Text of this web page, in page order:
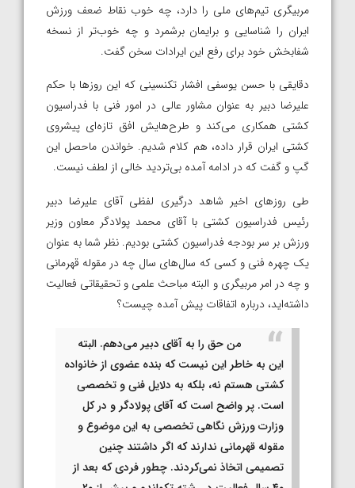
مربیگری تیم‌های ملی را دارد، چه خوب نقاط ضعف ورزش
ایران را شناسایی و برایمان برشمرد و چه خوب‌تر از نسخه
شفابخش خود برای رفع این ایرادات سخن گفت.
دقایقی با حسن یوسفی افشار تکنسینی که این روزها با حکم
علیرضا دبیر به عنوان مشاور عالی در امور فنی با فدراسیون
کشتی همکاری می‌کند و طرح‌هایش افق تازه‌ای پیشروی
کشتی ایران قرار داده، هم کلام شدیم. خواندن ماحصل این
گپ و گفت که در ادامه آمده بی‌تردید خالی از لطف نیست.
طی روزهای اخیر شاهد درگیری لفظی آقای علیرضا دبیر
رئیس فدراسیون کشتی با آقای محمد پولادگر معاون وزیر
ورزش بر سر بودجه فدراسیون کشتی بودیم. نظر شما به عنوان
یک چهره فنی و کسی که سال‌های سال چه در مقوله قهرمانی
و چه در امر مربیگری و البته مباحث علمی و تحقیقاتی فعالیت
داشته‌اید، درباره اتفاقات پیش آمده چیست؟
من حق را به آقای دبیر می‌دهم. البته
این به خاطر این نیست که بنده عضوی از خانواده
کشتی هستم نه، بلکه به دلایل فنی و تخصصی
است. پر واضح است که آقای پولادگر و در کل
وزارت ورزش نگاهی تخصصی به این موضوع و
مقوله قهرمانی ندارند که اگر داشتند چنین
تصمیمی اتخاذ نمی‌کردند. چطور فردی که بعد از